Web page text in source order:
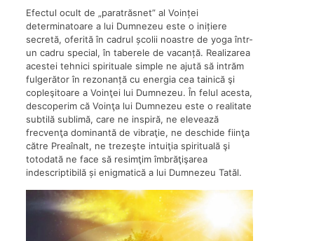
Efectul ocult de „paratrăsnet” al Voinței
determinatoare a lui Dumnezeu este o inițiere
secretă, oferită în cadrul școlii noastre de yoga într-
un cadru special, în taberele de vacanță. Realizarea
acestei tehnici spirituale simple ne ajută să intrăm
fulgerător în rezonanță cu energia cea tainică şi
copleşitoare a Voinţei lui Dumnezeu. În felul acesta,
descoperim că Voinţa lui Dumnezeu este o realitate
subtilă sublimă, care ne inspiră, ne elevează
frecvenţa dominantă de vibraţie, ne deschide fiinţa
către Preaînalt, ne trezeşte intuiţia spirituală şi
totodată ne face să resimţim îmbrăţişarea
indescriptibilă și enigmatică a lui Dumnezeu Tatăl.